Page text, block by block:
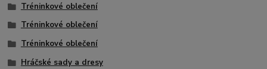
Tréninkové oblečení
Tréninkové oblečení
Tréninkové oblečení
Hráčské sady a dresy